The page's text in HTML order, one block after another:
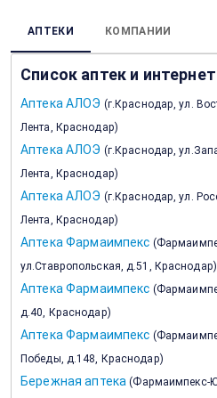
АПТЕКИ КОМПАНИИ
Список аптек и
Аптека АЛОЭ (г.Краснодар, ул.
Лента, Краснодар)
Аптека АЛОЭ (г.Краснодар,
Лента, Краснодар)
Аптека АЛОЭ (г.Краснодар, ул.
Лента, Краснодар)
Аптека Фармаимпекс (
ул.Ставропольская, д.51, Краснодар)
Аптека Фармаимпекс (
д.40, Краснодар)
Аптека Фармаимпекс (
Победы, д.148, Краснодар)
Бережная аптека (Фармаимпекс-